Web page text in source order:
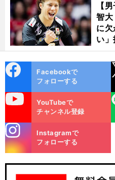
【
智
に
い
ok
Facebookで
フォローする
YouTubeで
チャンネル登録
LINE
m
Instagramで
フォローする